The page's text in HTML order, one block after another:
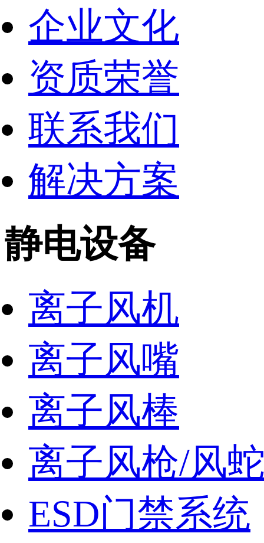
企业文化
资质荣誉
联系我们
解决方案
静电设备
离子风机
离子风嘴
离子风棒
离子风枪/风
ESD门禁系统